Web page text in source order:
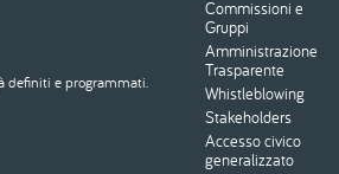
definiti e programmati.
Commissioni e
Gruppi
Amministrazione
Trasparente
Whistleblowing
Stakeholders
Accesso civico
generalizzato